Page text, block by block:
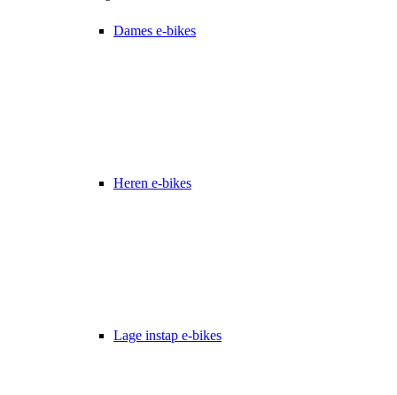
Dames e-bikes
Heren e-bikes
Lage instap e-bikes